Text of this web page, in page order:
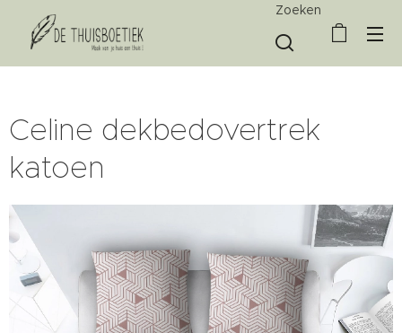
Zoeken
Celine dekbedovertrek
katoen